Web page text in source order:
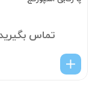
تماس